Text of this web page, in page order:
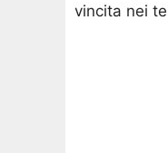
vincita nei